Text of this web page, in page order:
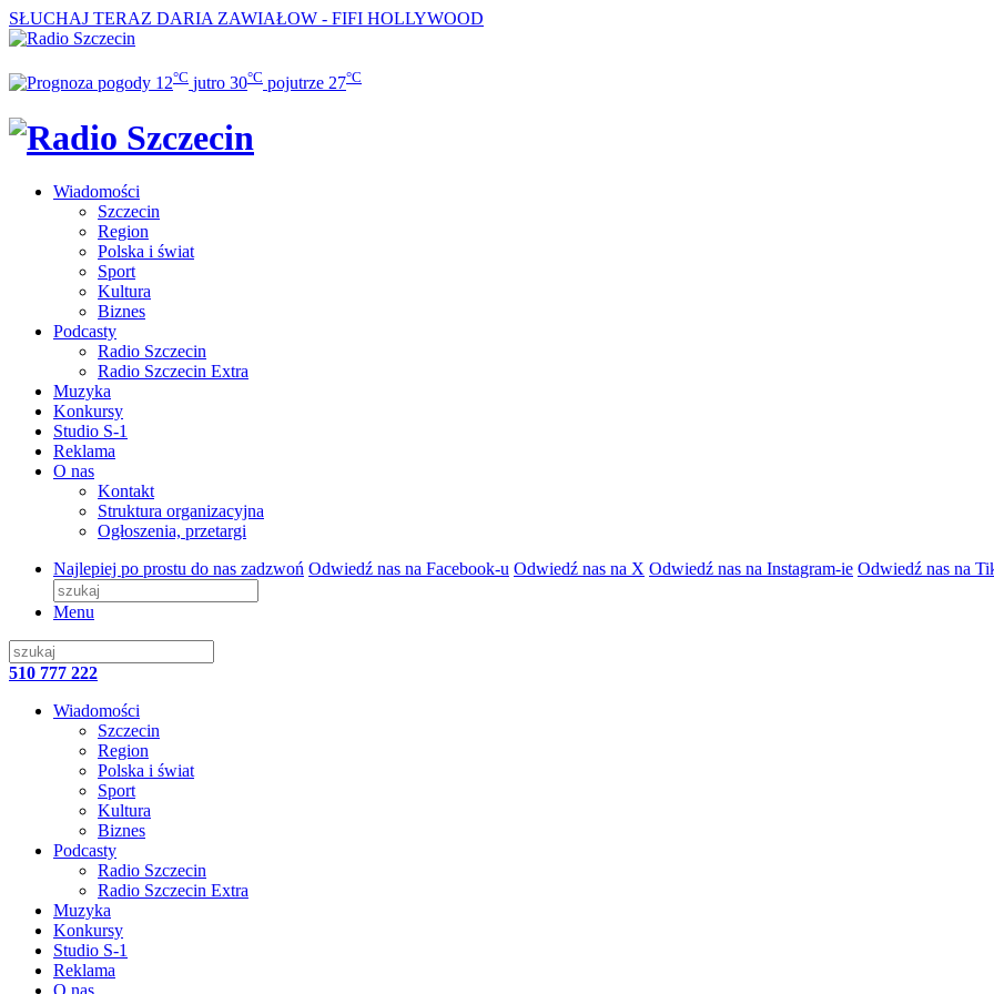
SŁUCHAJ TERAZ DARIA ZAWIAŁOW - FIFI HOLLYWOOD
12°C jutro 30°C pojutrze 27°C
Wiadomości
Szczecin
Region
Polska i świat
Sport
Kultura
Biznes
Podcasty
Radio Szczecin
Radio Szczecin Extra
Muzyka
Konkursy
Studio S-1
Reklama
O nas
Kontakt
Struktura organizacyjna
Ogłoszenia, przetargi
Najlepiej po prostu do nas zadzwoń Odwiedź nas na Facebook-u Odwiedź nas na X Odwiedź nas na Instagram-ie Odwiedź nas na
Menu
510 777 222
Wiadomości
Szczecin
Region
Polska i świat
Sport
Kultura
Biznes
Podcasty
Radio Szczecin
Radio Szczecin Extra
Muzyka
Konkursy
Studio S-1
Reklama